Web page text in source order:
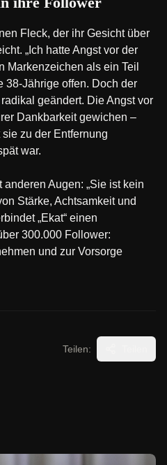
Fleck, der ihr Gesicht über
„Ich hatte Angst vor der
Markenzeichen als ein Teil
38-Jährige offen. Doch der
geändert. Die Angst vor
Dankbarkeit gewichen –
zu der Entfernung
war.
Augen: „Sie ist kein
Stärke, Achtsamkeit und
„Ekat“ einen
300.000 Follower:
und zur Vorsorge
Teilen: